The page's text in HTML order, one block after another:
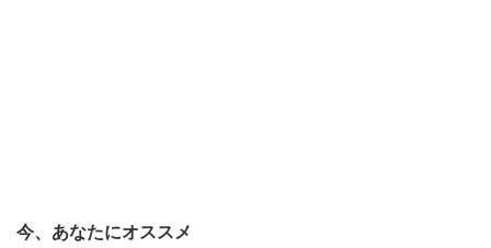
「入社から2週間後、私は会議室に呼ばれました。す
今、あなたにオススメ